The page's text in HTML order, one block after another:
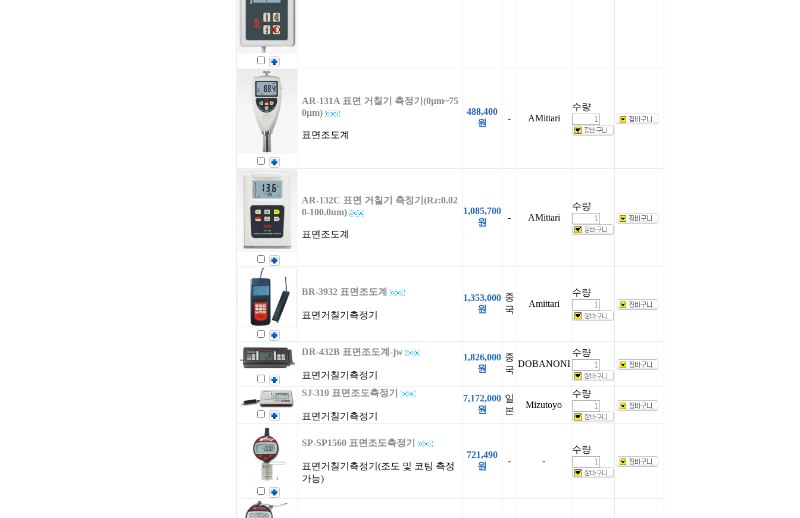
AR-131A 표면 거칠기 측정기(0µm~75
0µm)
표면조도계
488,400
원
- AMittari
수량
AR-132C 표면 거칠기 측정기(Rz:0.02
0-100.0um)
표면조도계
1,085,700
원
- AMittari
수량
BR-3932 표면조도계
표면거칠기측정기
1,353,000
원
중
국
Amittari
수량
DR-432B 표면조도계-jw
표면거칠기측정기
1,826,000
원
중
국
DOBANONI
수량
SJ-310 표면조도측정기
표면거칠기측정기
7,172,000
원
일
본
Mizutoyo
수량
SP-SP1560 표면조도측정기
표면거칠기측정기(조도 및 코팅 측정
가능)
721,490
원
- -
수량